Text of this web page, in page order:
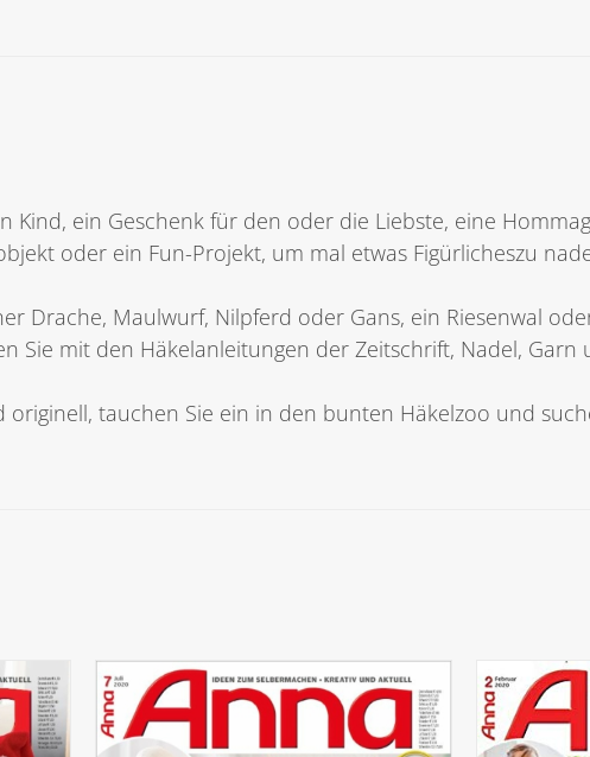
Kind, ein Geschenk für den oder die Liebste, eine
oder ein Fun-Projekt, um mal etwas Figürlicheszu
Drache, Maulwurf, Nilpferd oder Gans, ein Riesenwal
Sie mit den Häkelanleitungen der Zeitschrift, Nadel, Garn
originell, tauchen Sie ein in den bunten Häkelzoo und